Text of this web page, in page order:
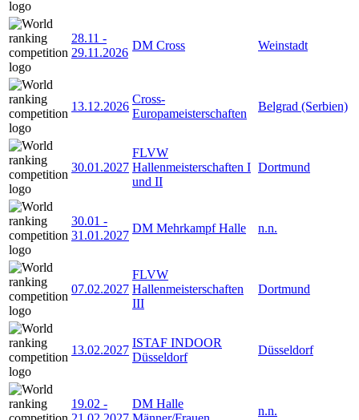
28.11 -
29.11.2026
DM Cross Weinstadt
13.12.2026
Cross-
Europameisterschaften
Belgrad (Serbien)
30.01.2027
FLVW
Hallenmeisterschaften I
und II
Dortmund
30.01 -
31.01.2027
DM Mehrkampf Halle n.n.
07.02.2027
FLVW
Hallenmeisterschaften
III
Dortmund
13.02.2027
ISTAF INDOOR
Düsseldorf
Düsseldorf
19.02 -
DM Halle
n.n.